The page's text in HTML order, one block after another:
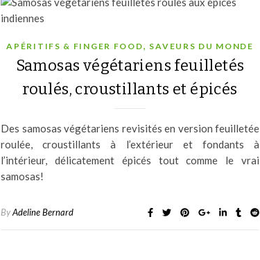
APÉRITIFS & FINGER FOOD, SAVEURS DU MONDE
Samosas végétariens feuilletés
roulés, croustillants et épicés
Des samosas végétariens revisités en version feuilletée
roulée, croustillants à l’extérieur et fondants à
l’intérieur, délicatement épicés tout comme le vrai
samosas!
ByAdeline Bernard